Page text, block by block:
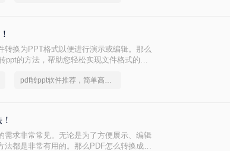
换为PPT格式以便进行演示或编辑。那么
ppt的方法，帮助您轻松实现文件格式的转
pdf转ppt软件推荐，简单高效的转换方法
求非常常见。无论是为了方便展示、编辑
都是非常有用的。那么PDF怎么转换成